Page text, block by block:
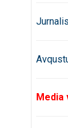
Media